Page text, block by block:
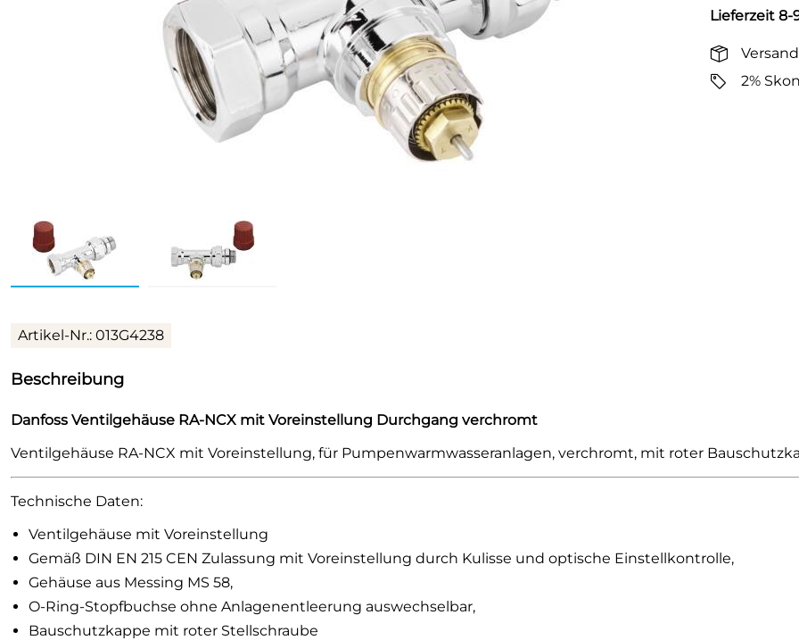
Lieferzeit 8-
2%
Artikel-Nr.: 013G4238
Beschreibung
Danfoss Ventilgehäuse RA-NCX mit Voreinstellung Durchgang verchromt
Ventilgehäuse RA-NCX mit Voreinstellung, für Pumpenwarmwasseranlagen, verchromt, mit roter
Technische Daten:
Ventilgehäuse mit Voreinstellung
Gemäß DIN EN 215 CEN Zulassung mit Voreinstellung durch Kulisse und optische Einstellkontrolle,
Gehäuse aus Messing MS 58,
O-Ring-Stopfbuchse ohne Anlagenentleerung auswechselbar,
Bauschutzkappe mit roter Stellschraube